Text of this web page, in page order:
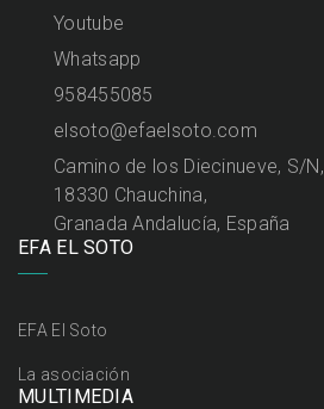
Youtube
Whatsapp
958455085
elsoto@efaelsoto.com
Camino de los Diecinueve, S/N,
18330 Chauchina,
Granada Andalucía, España
EFA EL SOTO
EFA El Soto
La asociación
MULTIMEDIA